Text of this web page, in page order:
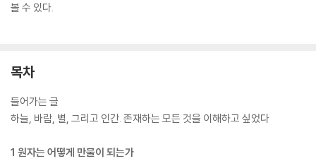
볼 수 있다.
목차
들어가는 글
하늘, 바람, 별, 그리고 인간. 존재하는 모든 것을 이해하고 싶었다
1 원자는 어떻게 만물이 되는가